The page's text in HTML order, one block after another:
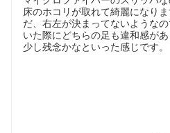
床のホコリが取れて綺麗になり
だ、右左が決まってないような
いた際にどちらの足も違和感が
少し残念かなといった感じです。